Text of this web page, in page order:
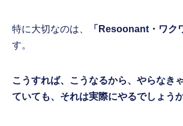
特に大切なのは、 「Resoonant・ワク
す。
こうすれば、こうなるから、やらなき
ていても、それは実際にやるでしょう